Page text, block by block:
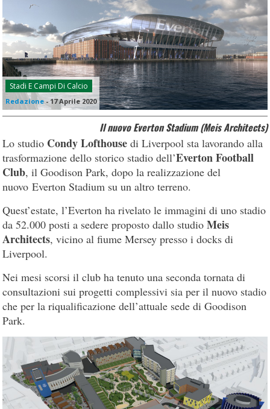
Stadi E Campi Di Calcio
Redazione - 17 Aprile 2020
Il nuovo Everton Stadium (Meis Architects)
Lo studio Condy Lofthouse di Liverpool sta lavorando alla
trasformazione dello storico stadio dell’Everton Football
Club, il Goodison Park, dopo la realizzazione del
nuovo Everton Stadium su un altro terreno.
Quest’estate, l’Everton ha rivelato le immagini di uno stadio
da 52.000 posti a sedere proposto dallo studioMeis
Architects, vicino al fiume Mersey presso i docks di
Liverpool.
Nei mesi scorsi il club ha tenuto una seconda tornata di
consultazioni sui progetti complessivi sia per il nuovo stadio
che per la riqualificazione dell’attuale sede di Goodison
Park.